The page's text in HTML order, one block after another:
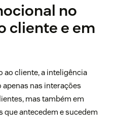
no
cliente e em
ao cliente, a inteligência
nas interações
mas também em
que antecedem e sucedem